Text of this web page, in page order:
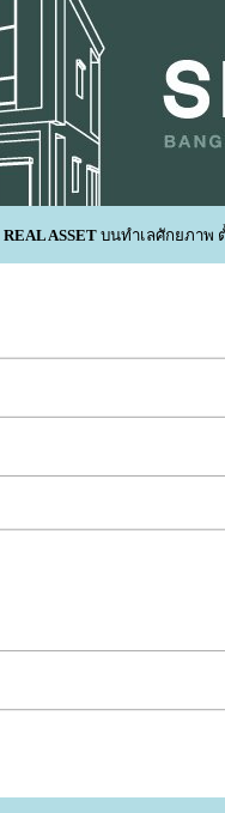
REAL ASSET บนทำเลศักยภาพ